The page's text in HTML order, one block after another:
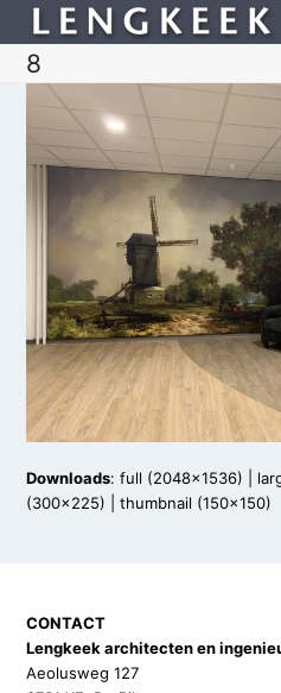
8
Downloads:full (2048x1536)
(300x225) |thumbnail (150x150)
CONTACT
Lengkeek architecten en
Aeolusweg 127